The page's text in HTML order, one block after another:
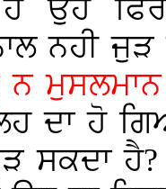
ਉਹ
ਨਹੀ
ਨ
ਦਾ ਹੋ
ਸਕਦਾ